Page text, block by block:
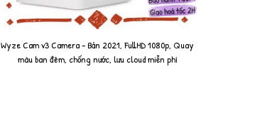
Wyze Cam v3 Camera - Bản 2021, FullHD 1080p, Quay
màu ban đêm, chống nước, lưu cloud miễn phí